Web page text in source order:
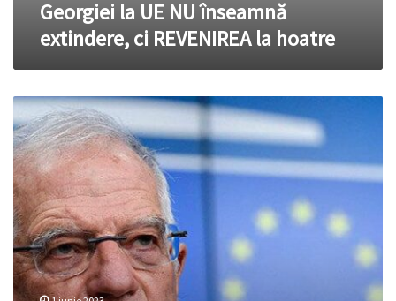
hoatreGeorgiei la UE NU înseamnă
extindere, ci REVENIREA la hoatre
Borrell:
„Doi
copii
au
fost
uciși
într-
un
alt
atac
la